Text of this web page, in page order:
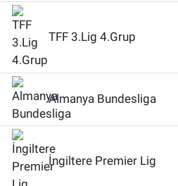
TFF 3.Lig 4.Grup
Almanya Bundesliga
İngiltere Premier Lig